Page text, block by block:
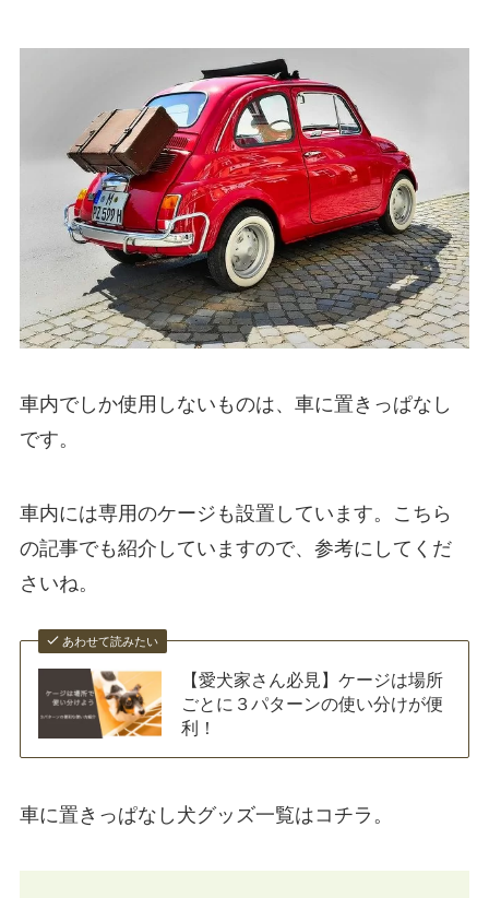
車内でしか使用しないものは、車に置きっぱなし
です。
車内には専用のケージも設置しています。こちら
の記事でも紹介していますので、参考にしてくだ
さいね。
あわせて読みたい
【愛犬家さん必見】ケージは場所
ごとに３パターンの使い分けが便
利！
車に置きっぱなし犬グッズ一覧はコチラ。